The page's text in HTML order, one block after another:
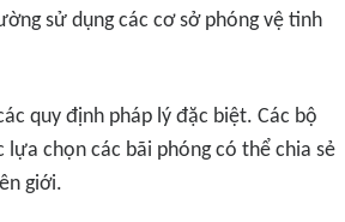
sử dụng các cơ sở phóng vệ tinh
quy định pháp lý đặc biệt. Các bộ
chọn các bãi phóng có thể chia sẻ
giới.